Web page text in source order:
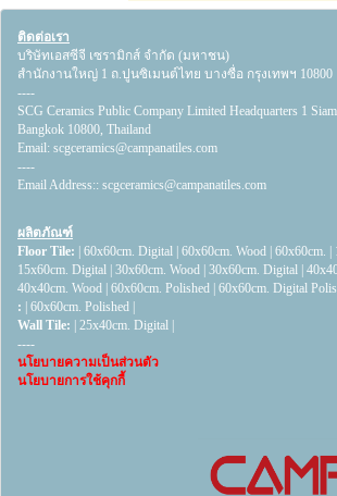
ติดต่อเรา
บริษัทเอสซีจี เซรามิกส์ จำกัด (มหาชน)
สำนักงานใหญ่ 1 ถ.ปูนซิเมนต์ไทย บางซื่อ กรุงเทพฯ 10800
----
SCG Ceramics Public Company Limited Headquarters 1
Bangkok 10800, Thailand
Email: scgceramics@campanatiles.com
----
Email Address:: scgceramics@campanatiles.com
ผลิตภัณฑ์
Floor Tile:
60x60cm. Digital 60x60cm. Wood 60x60cm.
15x60cm. Digital 30x60cm. Wood 30x60cm. Digital
40x40cm. Wood 60x60cm. Polished 60x60cm. Digital
:
60x60cm. Polished
Wall Tile:
25x40cm. Digital
----
นโยบายความเป็นส่วนตัว
นโยบายการใช้คุกกี้